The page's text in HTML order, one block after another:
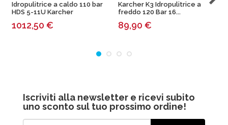
Idropulitrice a caldo 110 bar
HDS 5-11U Karcher
1012,50 €
Karcher K3 Idropulitrice a
freddo 120 Bar 16...
89,90 €
Iscriviti alla newsletter e ricevi subito
uno sconto sul tuo prossimo ordine!